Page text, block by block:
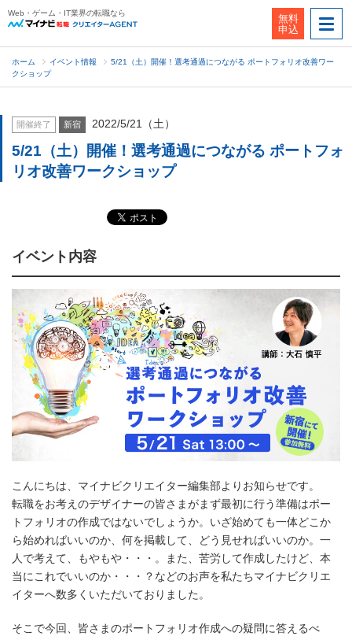
Web・ゲーム・IT業界の転職なら
無料
申込
ホーム イベント情報
5/21（土）開催！選考通過につながる ポートフォリオ改善ワー
クショップ
開催終了 新宿 2022/5/21（土）
5/21（土）開催！選考通過につながる ポートフォ
リオ改善ワークショップ
イベント内容
こんにちは、マイナビクリエイター編集部よりお知らせです。
転職をお考えのデザイナーの皆さまがまず最初に行う準備はポー
トフォリオの作成ではないでしょうか。いざ始めても一体どこか
ら始めればいいのか、何を掲載して、どう見せればいいのか。一
人で考えて、もやもや・・・。また、苦労して作成したけど、本
当にこれでいいのか・・・？などのお声を私たちマイナビクリエ
イターへ数多くいただいておりました。
そこで今回、皆さまのポートフォリオ作成への疑問に答えるべ